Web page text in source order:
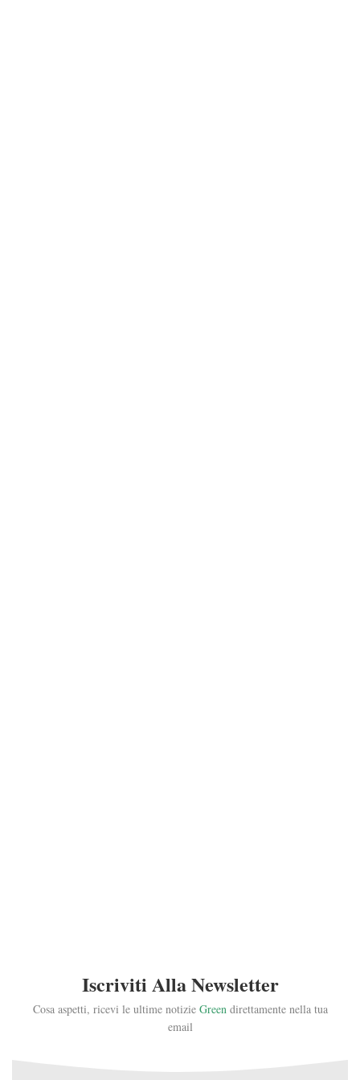
Iscriviti Alla Newsletter
Cosa aspetti, ricevi le ultime notizie Greendirettamente nella tua
email